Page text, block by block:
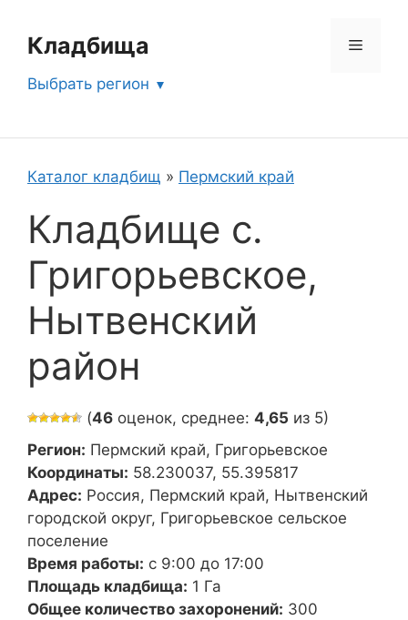
содержимому
Кладбища Меню
Выбрать регион
Каталог кладбищ » Пермский край
Кладбище с.
Григорьевское,
Нытвенский
район
(46 оценок, среднее: 4,65 из 5)
Регион: Пермский край, Григорьевское
Координаты: 58.230037, 55.395817
Адрес: Россия, Пермский край, Нытвенский
городской округ, Григорьевское сельское
поселение
Время работы: с 9:00 до 17:00
Площадь кладбища: 1 Га
Общее количество захоронений: 300